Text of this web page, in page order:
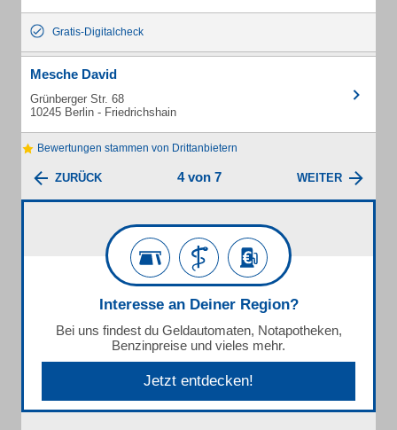
Gratis-Digitalcheck
Mesche David
Grünberger Str. 68
10245 Berlin - Friedrichshain
Bewertungen stammen von Drittanbietern
ZURÜCK 4 von 7 WEITER
Interesse an Deiner Region?
Bei uns findest du Geldautomaten, Notapotheken,
Benzinpreise und vieles mehr.
Jetzt entdecken!